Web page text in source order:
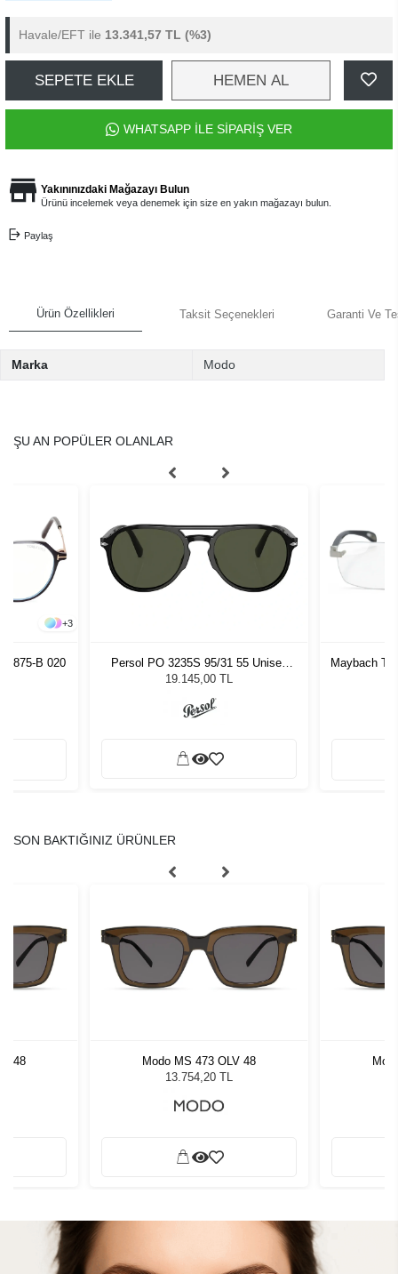
Havale/EFT ile 13.341,57 TL (%3)
SEPETE EKLE HEMEN AL
WHATSAPP İLE SİPARİŞ VER
Yakınınızdaki Mağazayı Bulun
Ürünü incelemek veya denemek için size en yakın mağazayı bulun.
Paylaş
Ürün Özellikleri Taksit Seçenekleri Garanti Ve
Marka Modo
ŞU AN POPÜLER OLANLAR
+3
5875-B 020
Persol PO 3235S 95/31 55 Unisex
Güneş Gözlüğü
19.145,00 TL
Maybach
SON BAKTIĞINIZ ÜRÜNLER
48
Modo MS 473 OLV 48
13.754,20 TL